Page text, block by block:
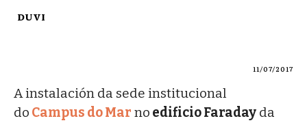
DUVI
11/07/2017
A instalación da sede institucional
do Campus do Mar no edificio Faraday da